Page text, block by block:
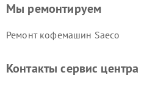
Мы ремонтируем
Ремонт кофемашин Saeco
Контакты сервис центра